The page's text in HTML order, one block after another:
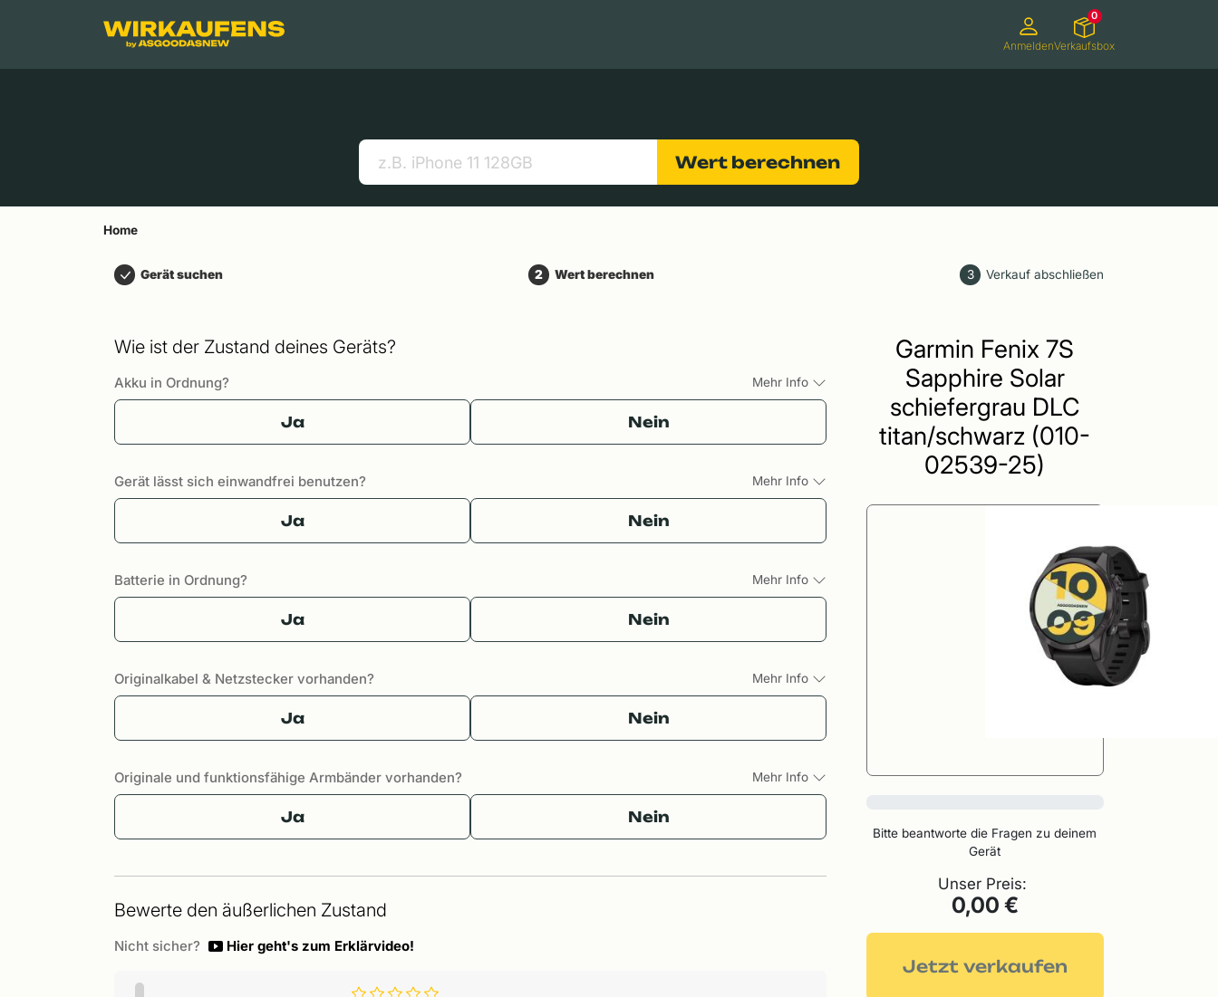
AnmeldenVerkaufsbox
0
Wert berechnen
Home
Gerät suchen 2 Wert berechnen 3 Verkauf abschließen
Wie ist der Zustand deines Geräts?
Akku in Ordnung? Mehr Info
Ja Nein
Gerät lässt sich einwandfrei benutzen? Mehr Info
Ja Nein
Batterie in Ordnung? Mehr Info
Ja Nein
Originalkabel & Netzstecker vorhanden? Mehr Info
Ja Nein
Originale und funktionsfähige Armbänder vorhanden? Mehr Info
Ja Nein
Bewerte den äußerlichen Zustand
Nicht sicher? Hier geht's zum Erklärvideo!
Garmin Fenix 7S
Sapphire Solar
schiefergrau DLC
titan/schwarz (010-
02539-25)
Bitte beantworte die Fragen zu deinem
Gerät
Unser Preis:
0,00 €
Jetzt verkaufen